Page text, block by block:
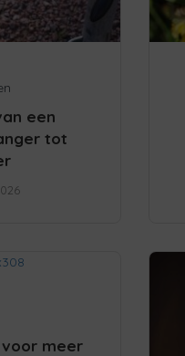
een
tot
meer